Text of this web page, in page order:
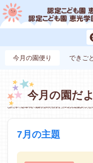
今月の園便り できご
今月の園だ
7月の主題